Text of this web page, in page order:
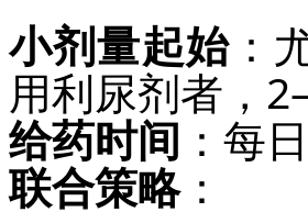
小剂量起始 ：
用利尿剂者，
给药时间 ：每
联合策略：